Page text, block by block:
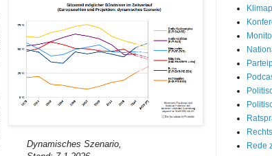
Dynamisches Szenario,
Rede